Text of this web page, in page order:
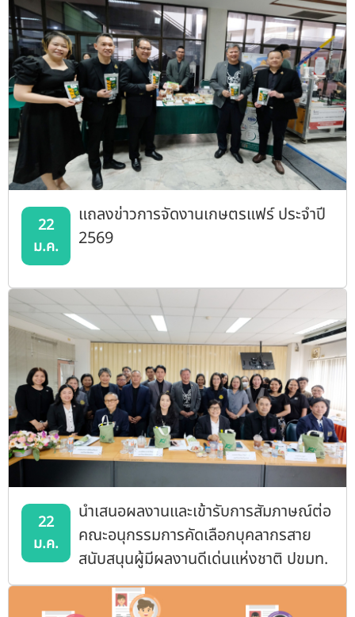
22
ม.ค.
แถลงข่าวการจัดงานเกษตรแฟร์ ประจำปี
2569
22
ม.ค.
นำเสนอผลงานและเข้ารับการสัมภาษณ์ต่อ
คณะอนุกรรมการคัดเลือกบุคลากรสาย
สนับสนุนผู้มีผลงานดีเด่นแห่งชาติ ปขมท.